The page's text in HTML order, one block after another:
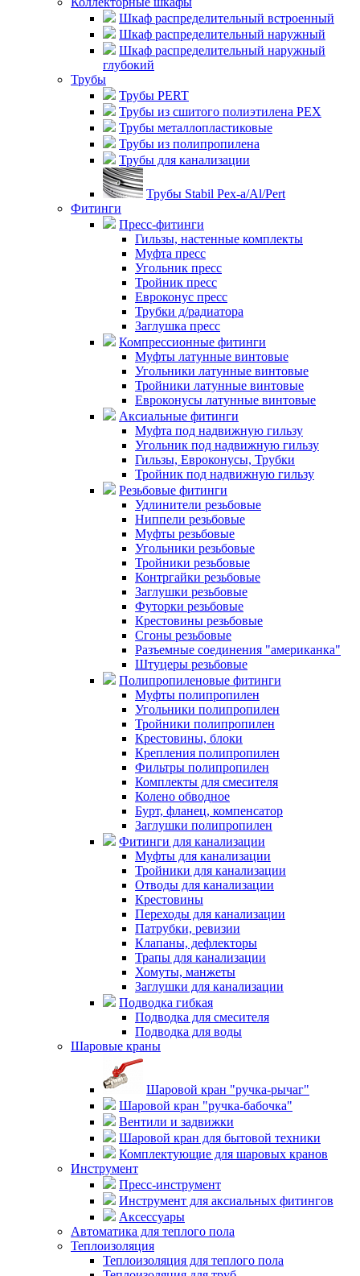
Шкаф распределительный встроенный
Шкаф распределительный наружный
Шкаф распределительный наружный
глубокий
Трубы
Трубы PERT
Трубы из сшитого полиэтилена PEX
Трубы металлопластиковые
Трубы из полипропилена
Трубы для канализации
Трубы Stabil Pex-a/Al/Pert
Фитинги
Пресс-фитинги
Гильзы, настенные комплекты
Муфта пресс
Угольник пресс
Тройник пресс
Евроконус пресс
Трубки д/радиатора
Заглушка пресс
Компрессионные фитинги
Муфты латунные винтовые
Угольники латунные винтовые
Тройники латунные винтовые
Евроконусы латунные винтовые
Аксиальные фитинги
Муфта под надвижную гильзу
Угольник под надвижную гильзу
Гильзы, Евроконусы, Трубки
Тройник под надвижную гильзу
Резьбовые фитинги
Удлинители резьбовые
Ниппели резьбовые
Муфты резьбовые
Угольники резьбовые
Тройники резьбовые
Контргайки резьбовые
Заглушки резьбовые
Футорки резьбовые
Крестовины резьбовые
Сгоны резьбовые
Разъемные соединения "американка"
Штуцеры резьбовые
Полипропиленовые фитинги
Муфты полипропилен
Угольники полипропилен
Тройники полипропилен
Крестовины, блоки
Крепления полипропилен
Фильтры полипропилен
Комплекты для смесителя
Колено обводное
Бурт, фланец, компенсатор
Заглушки полипропилен
Фитинги для канализации
Муфты для канализации
Тройники для канализации
Отводы для канализации
Крестовины
Переходы для канализации
Патрубки, ревизии
Клапаны, дефлекторы
Трапы для канализации
Хомуты, манжеты
Заглушки для канализации
Подводка гибкая
Подводка для смесителя
Подводка для воды
Шаровые краны
Шаровой кран "ручка-рычаг"
Шаровой кран "ручка-бабочка"
Вентили и задвижки
Шаровой кран для бытовой техники
Комплектующие для шаровых кранов
Инструмент
Пресс-инструмент
Инструмент для аксиальных фитингов
Аксессуары
Автоматика для теплого пола
Теплоизоляция
Теплоизоляция для теплого пола